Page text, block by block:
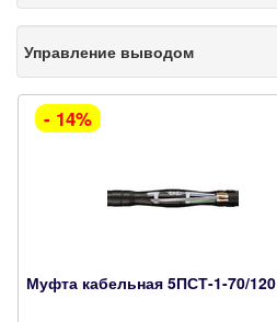
Управление выводом
- 14%
Муфта кабельная 5ПСТ-1-70/120